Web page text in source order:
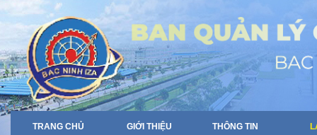
TRANG CHỦ GIỚI THIỆU THÔNG TIN